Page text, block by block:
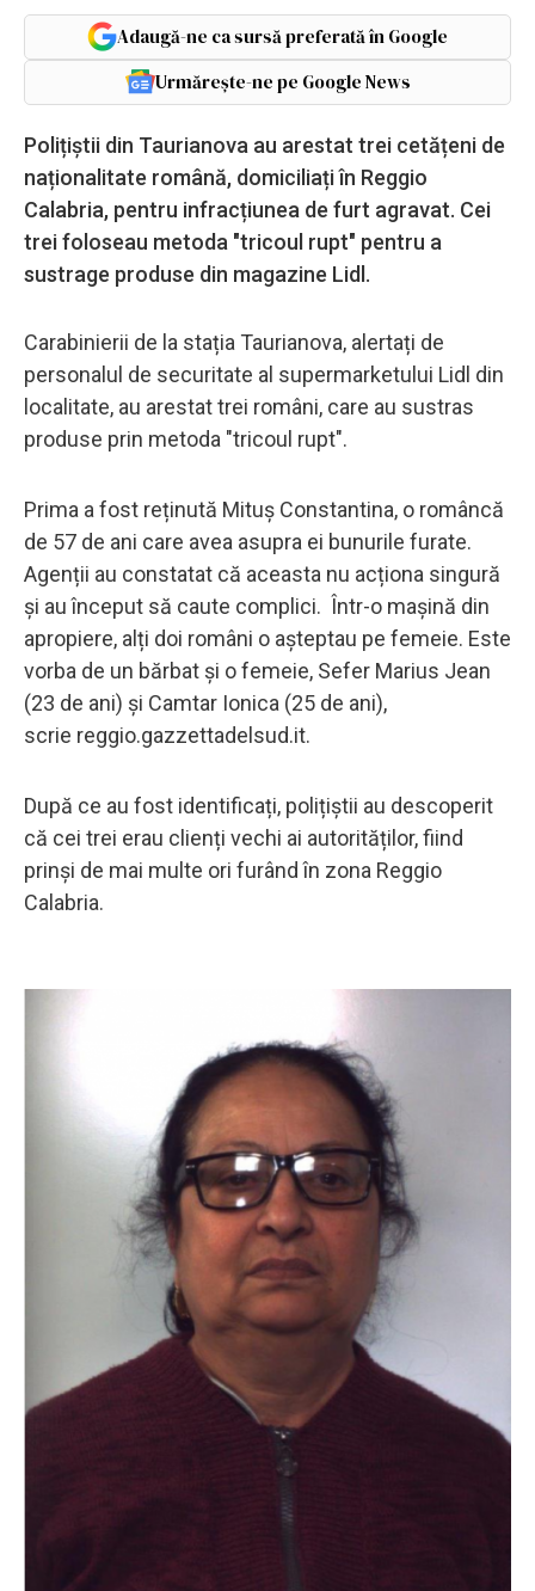
Adaugă-ne ca sursă preferată în Google
Urmărește-ne pe Google News
Polițiștii din Taurianova au arestat trei cetățeni de
naționalitate română, domiciliați în Reggio
Calabria, pentru infracțiunea de furt agravat. Cei
trei foloseau metoda "tricoul rupt" pentru a
sustrage produse din magazine Lidl.
Carabinierii de la stația Taurianova, alertați de
personalul de securitate al supermarketului Lidl din
localitate, au arestat trei români, care au sustras
produse prin metoda "tricoul rupt".
Prima a fost reținută Mituș Constantina, o româncă
de 57 de ani care avea asupra ei bunurile furate.
Agenții au constatat că aceasta nu acționa singură
și au început să caute complici. Într-o mașină din
apropiere, alți doi români o așteptau pe femeie. Este
vorba de un bărbat și o femeie, Sefer Marius Jean
(23 de ani) și Camtar Ionica (25 de ani),
scrie reggio.gazzettadelsud.it.
După ce au fost identificați, polițiștii au descoperit
că cei trei erau clienți vechi ai autorităților, fiind
prinși de mai multe ori furând în zona Reggio
Calabria.